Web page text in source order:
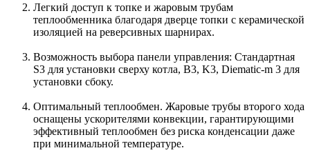
Легкий доступ к топке и жаровым трубам
теплообменника благодаря дверце топки с керамической
изоляцией на реверсивных шарнирах.
Возможность выбора панели управления: Стандартная
S3 для установки сверху котла, B3, K3, Diematic-m 3 для
установки сбоку.
Оптимальный теплообмен. Жаровые трубы второго хода
оснащены ускорителями конвекции, гарантирующими
эффективный теплообмен без риска конденсации даже
при минимальной температуре.